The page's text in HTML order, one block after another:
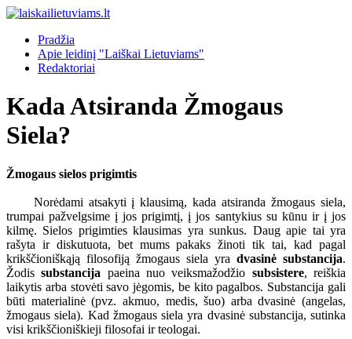
Pradžia
Apie leidinį "Laiškai Lietuviams"
Redaktoriai
Kada Atsiranda Žmogaus
Siela?
Žmogaus sielos prigimtis
Norėdami atsakyti į klausimą, kada atsiranda žmogaus siela,
trumpai pažvelgsime į jos prigimtį, į jos santykius su kūnu ir į jos
kilmę. Sielos prigimties klausimas yra sunkus. Daug apie tai yra
rašyta ir diskutuota, bet mums pakaks žinoti tik tai, kad pagal
krikščioniškąją filosofiją žmogaus siela yra dvasinė substancija.
Žodissubstancija paeina nuo veiksmažodžio subsistere, reiškia
laikytis arba stovėti savo jėgomis, be kito pagalbos. Substancija gali
būti materialinė (pvz. akmuo, medis, šuo) arba dvasinė (angelas,
žmogaus siela). Kad žmogaus siela yra dvasinė substancija, sutinka
visi krikščioniškieji filosofai ir teologai.